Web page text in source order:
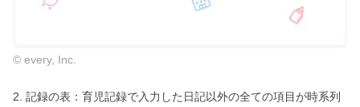
© every, Inc.
2. 記録の表：育児記録で入力した日記以外の全ての項目が時系列